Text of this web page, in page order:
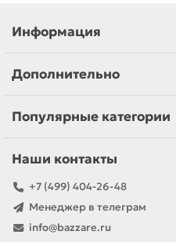
Информация
Дополнительно
Популярные категории
Наши контакты
+7 (499) 404-26-48
Менеджер в телеграм
info@bazzare.ru